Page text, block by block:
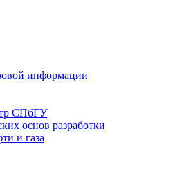
информации
СПбГУ
основ разработки
и газа